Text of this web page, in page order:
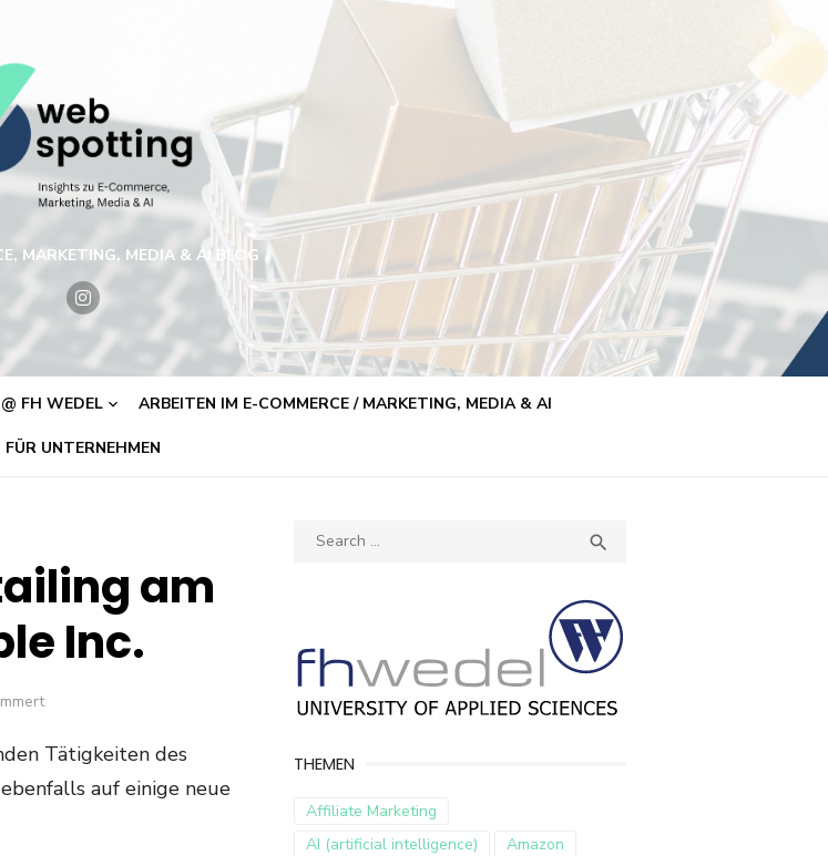
MARKETING, MEDIA & AI BLOG
FH WEDEL ARBEITEN IM E-COMMERCE / MARKETING, MEDIA & AI
FÜR UNTERNEHMEN
am
Inc.
Tätigkeiten des
auf einige neue
Search

THEMEN
Affiliate Marketing
AI (artificial intelligence)
Amazon